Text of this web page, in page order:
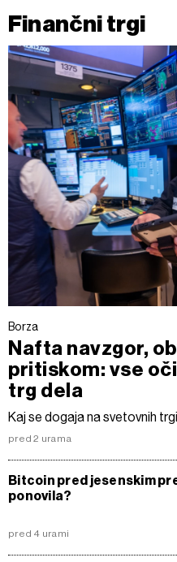
Finančni trgi
Borza
Nafta navzgor,
pritiskom: vse
trg dela
Kaj se dogaja na svetovnih
pred 2 urama
Bitcoin pred jesenskim
ponovila?
pred 4 urami